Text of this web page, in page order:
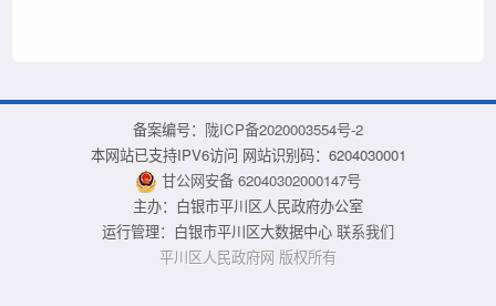
备案编号： 陇ICP备2020003554号-2
本网站已支持IPV6访问 网站识别码：6204030001
甘公网安备 62040302000147号
主办：白银市平川区人民政府办公室
运行管理：白银市平川区大数据中心 联系我们
平川区人民政府网 版权所有